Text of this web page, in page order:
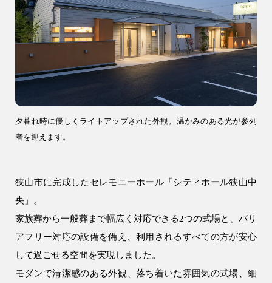
夕暮れ時に優しくライトアップされた外観。温かみのある光が参列
者を迎えます。
狭山市に完成したセレモニーホール「シティホール狭山中
央」。
家族葬から一般葬まで幅広く対応できる2つの式場と、バリ
アフリー対応の設備を備え、利用されるすべての方が安心
して過ごせる空間を実現しました。
モダンで清潔感のある外観、落ち着いた雰囲気の式場、細
建設事業
アパート建築
事業用建物
エリア別一覧
川越市の注文住宅
飯能市の注文住宅
会社情報